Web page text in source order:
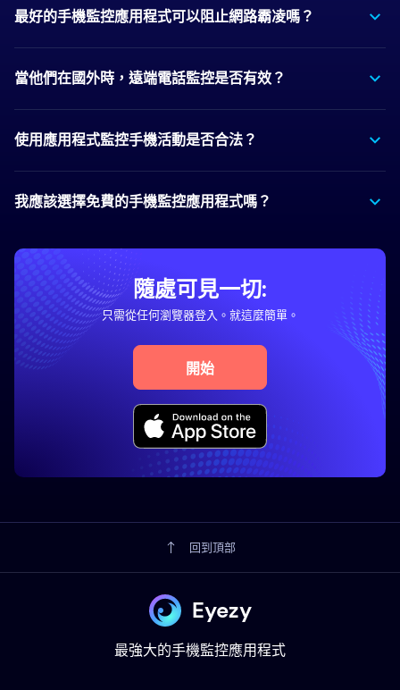
最好的手機監控應用程式可以阻止網路霸凌嗎？
當他們在國外時，遠端電話監控是否有效？
使用應用程式監控手機活動是否合法？
我應該選擇免費的手機監控應用程式嗎？
隨處可見一切:
只需從任何瀏覽器登入。就這麼簡單。
開始
回到頂部
Eyezy
最強大的手機監控應用程式